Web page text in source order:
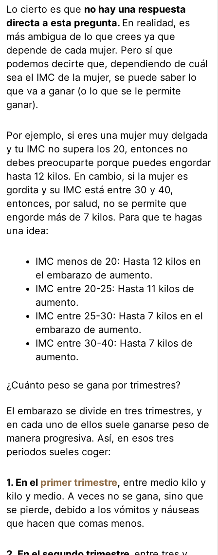
Lo cierto es que no hay una respuesta
directa a esta pregunta. En realidad, es
más ambigua de lo que crees ya que
depende de cada mujer. Pero sí que
podemos decirte que, dependiendo de cuál
sea el IMC de la mujer, se puede saber lo
que va a ganar (o lo que se le permite
ganar).
Por ejemplo, si eres una mujer muy delgada
y tu IMC no supera los 20, entonces no
debes preocuparte porque puedes engordar
hasta 12 kilos. En cambio, si la mujer es
gordita y su IMC está entre 30 y 40,
entonces, por salud, no se permite que
engorde más de 7 kilos. Para que te hagas
una idea:
IMC menos de 20: Hasta 12 kilos en
el embarazo de aumento.
IMC entre 20-25: Hasta 11 kilos de
aumento.
IMC entre 25-30: Hasta 7 kilos en el
embarazo de aumento.
IMC entre 30-40: Hasta 7 kilos de
aumento.
¿Cuánto peso se gana por trimestres?
El embarazo se divide en tres trimestres, y
en cada uno de ellos suele ganarse peso de
manera progresiva. Así, en esos tres
periodos sueles coger:
1. En el primer trimestre, entre medio kilo y
kilo y medio. A veces no se gana, sino que
se pierde, debido a los vómitos y náuseas
que hacen que comas menos.